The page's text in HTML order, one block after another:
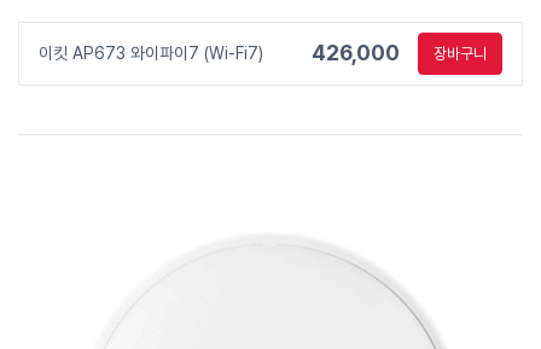
이킷 AP673 와이파이7 (Wi-Fi7) 426,000 장바구니